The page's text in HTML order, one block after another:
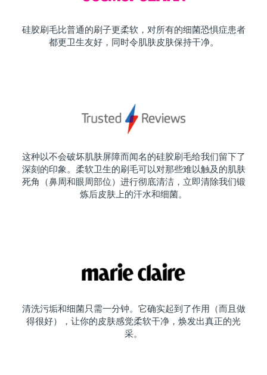
硅胶刷毛比普通的刷子更柔软，对所有的细菌恐惧症患者
都更卫生友好，同时令肌肤皮肤保持干净。
这种以不会破坏肌肤屏障而闻名的硅胶刷毛给我们留下了
深刻的印象。柔软卫生的刷毛可以对那些难以触及的肌肤
死角（鼻周和眼周部位）进行彻底清洁，立即清除我们锻
炼后皮肤上的汗水和细菌。
清洗污垢和细菌只需一分钟。它确实起到了作用（而且做
得很好），让你的皮肤感觉柔软干净，焕发出真正的光
采。